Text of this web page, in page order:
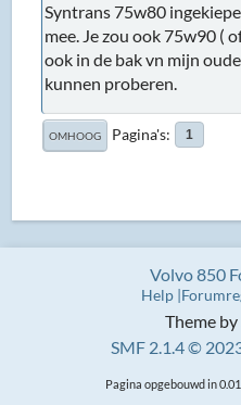
Syntrans 75w80
mee. Je zou ook 75w90 (
ook in de bak vn mijn
kunnen proberen.
OMHOOG Pagina's 1
Theme by
SMF 2.1.4 ©
Volvo 850
Help
Pagina opgebouwd in